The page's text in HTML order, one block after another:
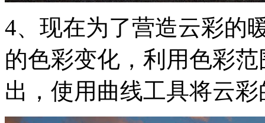
4、现在为了营造云彩的
的色彩变化，利用色彩
出，使用曲线工具将云